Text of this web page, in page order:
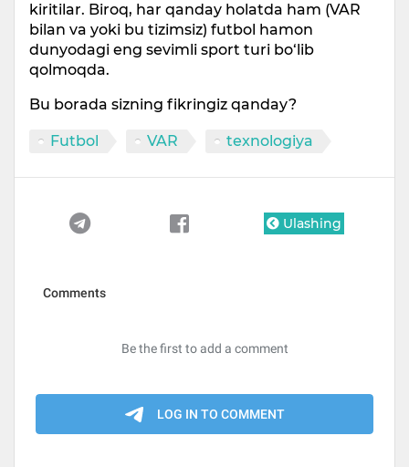
kiritilar. Biroq, har qanday holatda ham (VAR
bilan va yoki bu tizimsiz) futbol hamon
dunyodagi eng sevimli sport turi bo‘lib
qolmoqda.
Bu borada sizning fikringiz qanday?
Futbol VAR texnologiya
Ulashing